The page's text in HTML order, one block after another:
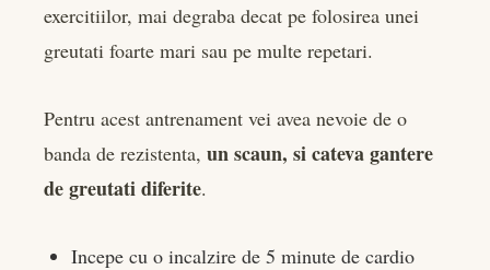
exercitiilor, mai degraba decat pe folosirea unei
greutati foarte mari sau pe multe repetari.
Pentru acest antrenament vei avea nevoie de o
banda de rezistenta, un scaun, si cateva gantere
de greutati diferite.
Incepe cu o incalzire de 5 minute de cardio